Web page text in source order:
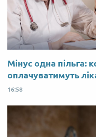
Мінус одна пільга:
оплачуватимуть
16:58